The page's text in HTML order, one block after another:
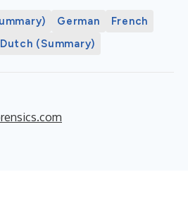
German
French
Dutch (Summary)